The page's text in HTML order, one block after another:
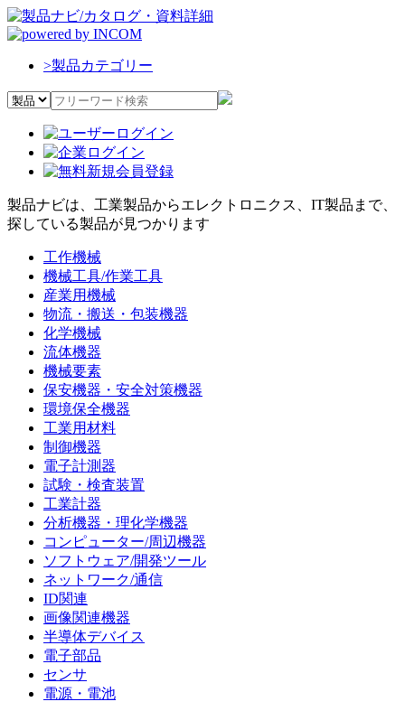
>製品カテゴリー
製品ナビは、工業製品からエレクトロニクス、IT製品まで、
探している製品が見つかります
工作機械
機械工具/作業工具
産業用機械
物流・搬送・包装機器
化学機械
流体機器
機械要素
保安機器・安全対策機器
環境保全機器
工業用材料
制御機器
電子計測器
試験・検査装置
工業計器
分析機器・理化学機器
コンピューター/周辺機器
ソフトウェア/開発ツール
ネットワーク/通信
ID関連
画像関連機器
半導体デバイス
電子部品
センサ
電源・電池